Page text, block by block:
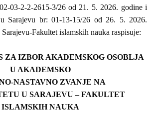
03-2-2-2615-3/26 od 21. 5. 2026. godine i
Sarajevu br: 01-13-15/26 od 26. 5. 2026.
Fakultet islamskih nauka raspisuje:
ZA IZBOR AKADEMSKOG OSOBLJA
U AKADEMSKO
NASTAVNO ZVANJE NA
U SARAJEVU – FAKULTET
ISLAMSKIH NAUKA